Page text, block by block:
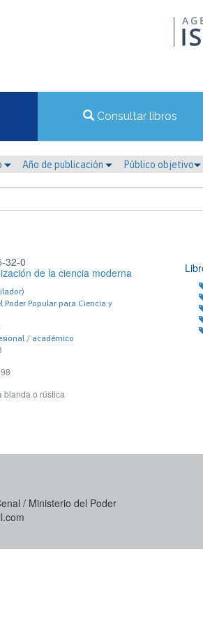
Consultar libros
Año de publicación Público objetivo
32-0
de la ciencia moderna
Poder Popular para Ciencia y
/ académico
blanda o rústica
/ Ministerio del Poder